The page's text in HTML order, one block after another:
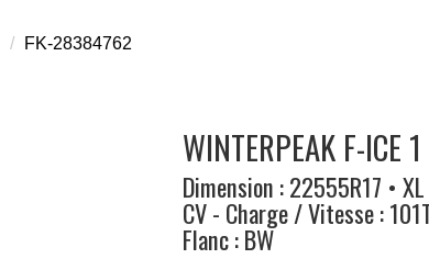
FK-28384762
WINTERPEAK F-ICE
Dimension : 22555R17 • XL
CV - Charge / Vitesse :
Flanc : BW